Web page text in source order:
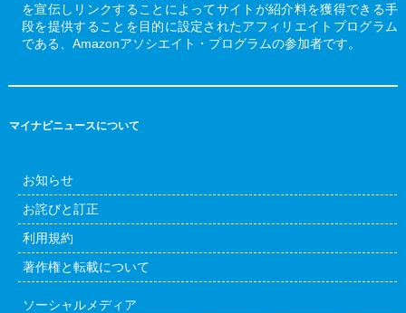
を宣伝しリンクすることによってサイトが紹介料を獲得できる手
段を提供することを目的に設定されたアフィリエイトプログラム
である、Amazonアソシエイト・プログラムの参加者です。
マイナビニュースについて
お知らせ
お詫びと訂正
利用規約
著作権と転載について
ソーシャルメディア